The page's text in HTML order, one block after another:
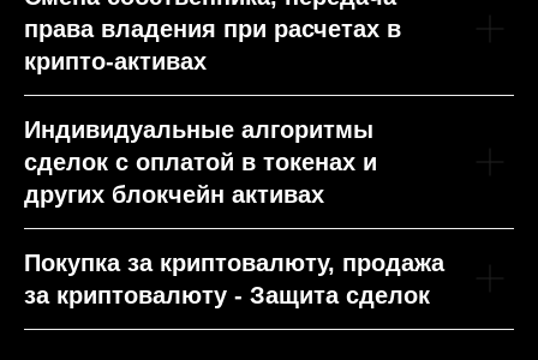
права владения при расчетах в
крипто-активах
Индивидуальные алгоритмы
сделок с оплатой в токенах и
других блокчейн активах
Покупка за криптовалюту, продажа
за криптовалюту - Защита сделок